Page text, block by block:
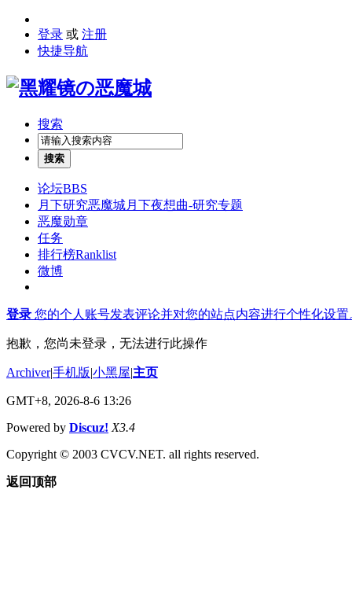
登录 或 注册
快捷导航
搜索
搜索
论坛BBS
月下研究恶魔城月下夜想曲-研究专题
恶魔勋章
任务
排行榜Ranklist
微博
登录 您的个人账号发表评论并对您的站点内容进行个性化设置
抱歉，您尚未登录，无法进行此操作
Archiver|手机版|小黑屋|主页
GMT+8, 2026-8-6 13:26
Powered by Discuz! X3.4
Copyright © 2003 CVCV.NET. all rights reserved.
返回顶部